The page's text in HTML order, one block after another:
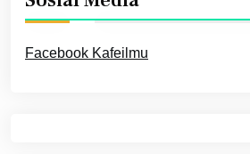
Facebook Kafeilmu